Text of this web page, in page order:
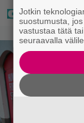
Jotkin
suostumusta,
vastustaa tätä
seuraavalla